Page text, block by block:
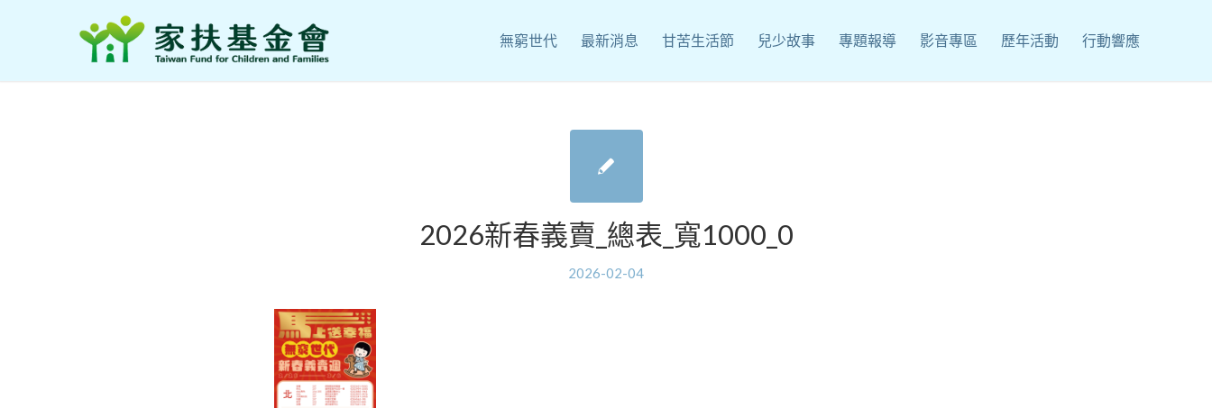
無窮世代 最新消息 甘苦生活節 兒少故事 專題報導 影音專區 歷年活動 行動響應
2026新春義賣_總表_寬1000_0
2026-02-04